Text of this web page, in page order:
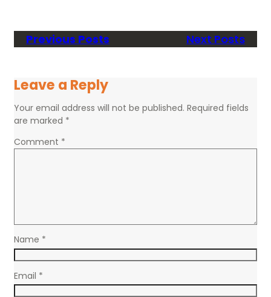
Previous Posts Next Posts
Leave a Reply
Your email address will not be published. Required fields
are marked *
Comment *
Name *
Email *